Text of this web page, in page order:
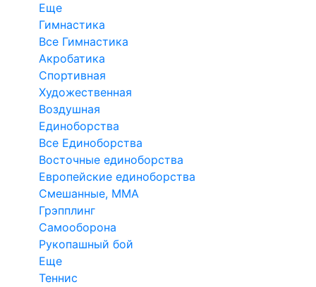
Еще
Гимнастика
Все Гимнастика
Акробатика
Спортивная
Художественная
Воздушная
Единоборства
Все Единоборства
Восточные единоборства
Европейские единоборства
Смешанные, ММА
Грэпплинг
Самооборона
Рукопашный бой
Еще
Теннис